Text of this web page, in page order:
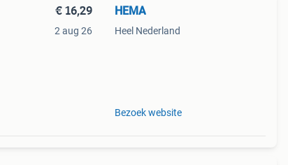
€ 16,29
2 aug 26
HEMA
Heel Nederland
Bezoek website